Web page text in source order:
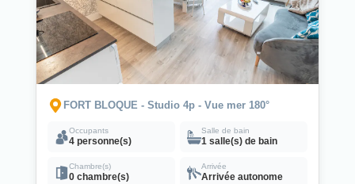
FORT BLOQUE - Studio 4p - Vue mer 180°
Occupants
4 personne(s)
Salle de bain
1 salle(s) de bain
Chambre(s)
0 chambre(s)
Arrivée
Arrivée autonome